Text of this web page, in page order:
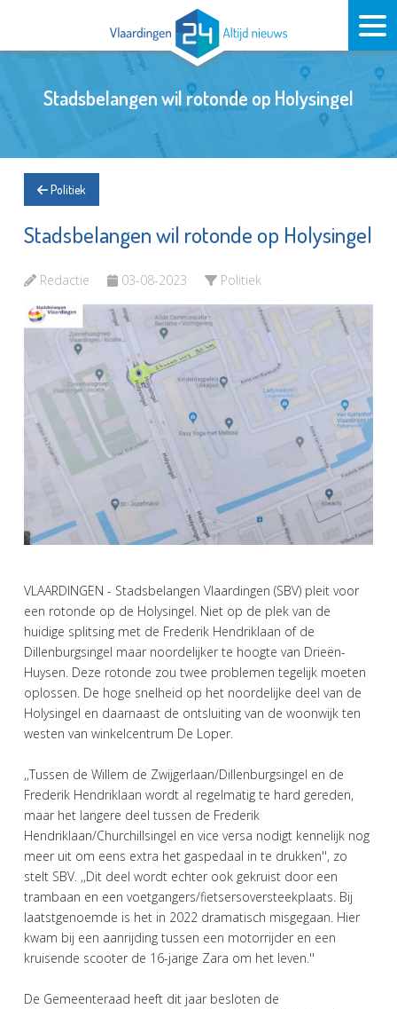
Stadsbelangen wil rotonde op Holysingel
Politiek
Stadsbelangen wil rotonde op Holysingel
Redactie 03-08-2023 Politiek
VLAARDINGEN - Stadsbelangen Vlaardingen (SBV) pleit voor
een rotonde op de Holysingel. Niet op de plek van de
huidige splitsing met de Frederik Hendriklaan of de
Dillenburgsingel maar noordelijker te hoogte van Drieën-
Huysen. Deze rotonde zou twee problemen tegelijk moeten
oplossen. De hoge snelheid op het noordelijke deel van de
Holysingel en daarnaast de ontsluiting van de woonwijk ten
westen van winkelcentrum De Loper.
,,Tussen de Willem de Zwijgerlaan/Dillenburgsingel en de
Frederik Hendriklaan wordt al regelmatig te hard gereden,
maar het langere deel tussen de Frederik
Hendriklaan/Churchillsingel en vice versa nodigt kennelijk nog
meer uit om eens extra het gaspedaal in te drukken'', zo
stelt SBV. ,,Dit deel wordt echter ook gekruist door een
trambaan en een voetgangers/fietsersoversteekplaats. Bij
laatstgenoemde is het in 2022 dramatisch misgegaan. Hier
kwam bij een aanrijding tussen een motorrijder en een
kruisende scooter de 16-jarige Zara om het leven.''
De Gemeenteraad heeft dit jaar besloten de